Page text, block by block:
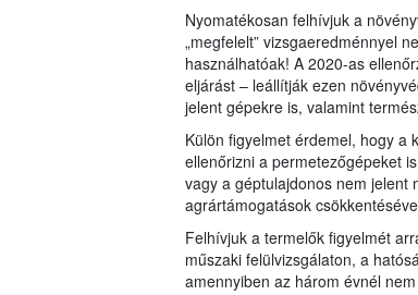
Nyomatékosan felhívjuk a
„megfelelt” vizsgaeredménnyel
használhatóak! A 2020-as
eljárást – leállítják ezen
jelent gépekre is, valamint
Külön figyelmet érdemel, hogy a
ellenőrizni a permetezőgépeket
vagy a géptulajdonos nem jelent
agrártámogatások
Felhívjuk a termelők figyelmét
műszaki felülvizsgálaton, a
amennyiben az három évnél